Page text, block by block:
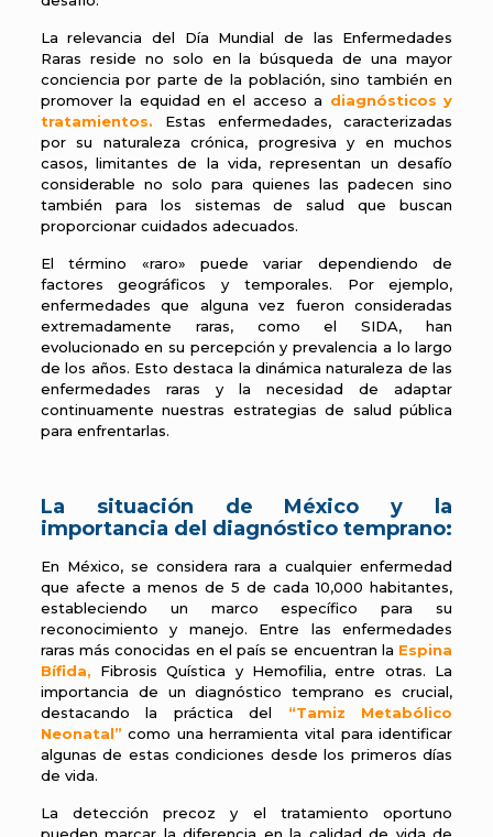
La relevancia del Día Mundial de las Enfermedades
Raras reside no solo en la búsqueda de una mayor
conciencia por parte de la población, sino también en
promover la equidad en el acceso a diagnósticos y
tratamientos. Estas enfermedades, caracterizadas
por su naturaleza crónica, progresiva y en muchos
casos, limitantes de la vida, representan un desafío
considerable no solo para quienes las padecen sino
también para los sistemas de salud que buscan
proporcionar cuidados adecuados.
El término «raro» puede variar dependiendo de
factores geográficos y temporales. Por ejemplo,
enfermedades que alguna vez fueron consideradas
extremadamente raras, como el SIDA, han
evolucionado en su percepción y prevalencia a lo largo
de los años. Esto destaca la dinámica naturaleza de las
enfermedades raras y la necesidad de adaptar
continuamente nuestras estrategias de salud pública
para enfrentarlas.
La situación de México y la
importancia del diagnóstico temprano:
En México, se considera rara a cualquier enfermedad
que afecte a menos de 5 de cada 10,000 habitantes,
estableciendo un marco específico para su
reconocimiento y manejo. Entre las enfermedades
raras más conocidas en el país se encuentran la Espina
Bífida, Fibrosis Quística y Hemofilia, entre otras. La
importancia de un diagnóstico temprano es crucial,
destacando la práctica del “Tamiz Metabólico
Neonatal” como una herramienta vital para identificar
algunas de estas condiciones desde los primeros días
de vida.
La detección precoz y el tratamiento oportuno